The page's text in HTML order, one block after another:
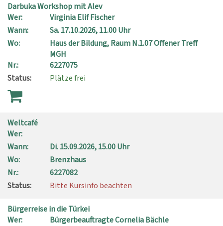
Darbuka Workshop mit Alev
Wer:
Virginia Elif Fischer
Wann:
Sa.17.10.2026, 11.00 Uhr
Wo:
Haus der Bildung, Raum N.1.07 Offener Treff
MGH
Nr.:
6227075
Status:
Plätze frei
Weltcafé
Wer:
Wann:
Di.15.09.2026, 15.00 Uhr
Wo:
Brenzhaus
Nr.:
6227082
Status:
Bitte Kursinfo beachten
Bürgerreise in die Türkei
Wer:
Bürgerbeauftragte Cornelia Bächle